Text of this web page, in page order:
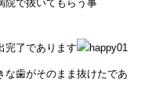
院で抜いてもらう事
完了であります
な歯がそのまま抜けたであ